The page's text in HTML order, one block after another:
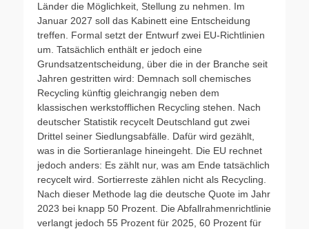
Länder die Möglichkeit, Stellung zu nehmen. Im
Januar 2027 soll das Kabinett eine Entscheidung
treffen. Formal setzt der Entwurf zwei EU-Richtlinien
um. Tatsächlich enthält er jedoch eine
Grundsatzentscheidung, über die in der Branche seit
Jahren gestritten wird: Demnach soll chemisches
Recycling künftig gleichrangig neben dem
klassischen werkstofflichen Recycling stehen. Nach
deutscher Statistik recycelt Deutschland gut zwei
Drittel seiner Siedlungsabfälle. Dafür wird gezählt,
was in die Sortieranlage hineingeht. Die EU rechnet
jedoch anders: Es zählt nur, was am Ende tatsächlich
recycelt wird. Sortierreste zählen nicht als Recycling.
Nach dieser Methode lag die deutsche Quote im Jahr
2023 bei knapp 50 Prozent. Die Abfallrahmenrichtlinie
verlangt jedoch 55 Prozent für 2025, 60 Prozent für